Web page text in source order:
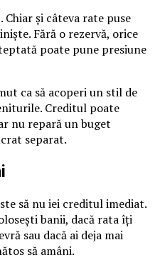
și câteva rate puse
Fără o rezervă, orice
poate pune presiune
ca să acoperi un stil de
Creditul poate
nu repară un buget
separat.
să nu iei creditul imediat.
banii, dacă rata îți
sau dacă ai deja mai
să amâni.